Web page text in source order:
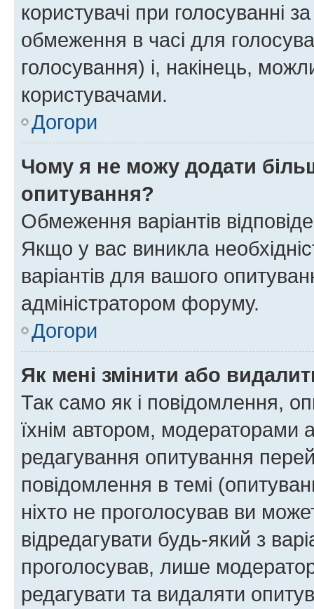
користувачі при голосуванні
обмеження в часі для
голосування) і, накінець,
користувачами.
Догори
Чому я не можу додати
опитування?
Обмеження варіантів
Якщо у вас виникла
варіантів для вашого
адміністратором форуму.
Догори
Як мені змінити або
Так само як і повідомлення,
їхнім автором, модераторами
редагування опитування
повідомлення в темі
ніхто не проголосував ви
відредагувати будь-який з
проголосував, лише
редагувати та видаляти